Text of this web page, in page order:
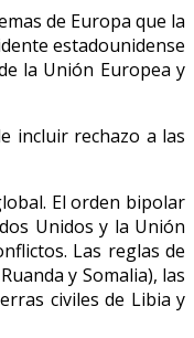
de Europa que la
estadounidense
la Unión Europea y
incluir rechazo a las
El orden bipolar
Unidos y la Unión
Las reglas de
y Somalia), las
civiles de Libia y